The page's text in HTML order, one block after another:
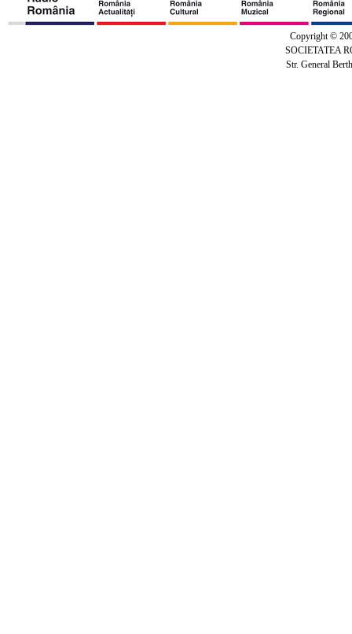
Copyright ©
SOCIETATEA
Str. General